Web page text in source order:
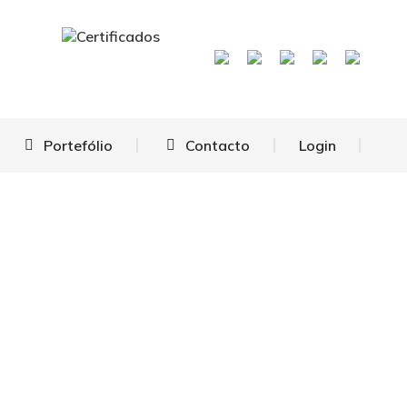
Portefólio Contacto Login